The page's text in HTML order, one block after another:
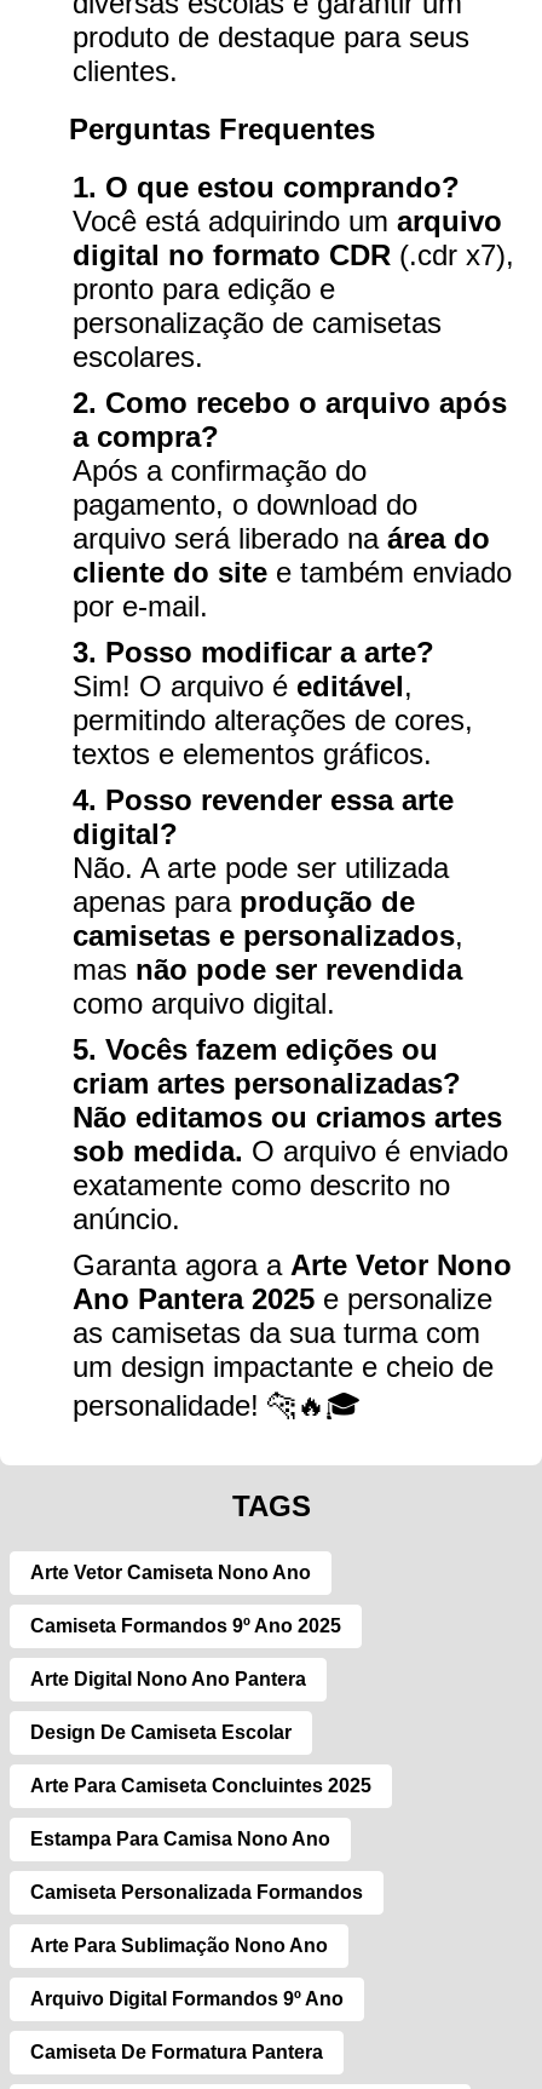
produto de destaque para seus
clientes.
Perguntas Frequentes
1. O que estou comprando?
Você está adquirindo um arquivo
digital no formato CDR (.cdr x7),
pronto para edição e
personalização de camisetas
escolares.
2. Como recebo o arquivo após
a compra?
Após a confirmação do
pagamento, o download do
arquivo será liberado na área do
cliente do site e também enviado
por e-mail.
3. Posso modificar a arte?
Sim! O arquivo é editável,
permitindo alterações de cores,
textos e elementos gráficos.
4. Posso revender essa arte
digital?
Não. A arte pode ser utilizada
apenas para produção de
camisetas e personalizados,
mas não pode ser revendida
como arquivo digital.
5. Vocês fazem edições ou
criam artes personalizadas?
Não editamos ou criamos artes
sob medida. O arquivo é enviado
exatamente como descrito no
anúncio.
Garanta agora a Arte Vetor Nono
Ano Pantera 2025 e personalize
as camisetas da sua turma com
um design impactante e cheio de
personalidade! 🐆🔥🎓
TAGS
Arte Vetor Camiseta Nono Ano
Camiseta Formandos 9º Ano 2025
Arte Digital Nono Ano Pantera
Design De Camiseta Escolar
Arte Para Camiseta Concluintes 2025
Estampa Para Camisa Nono Ano
Camiseta Personalizada Formandos
Arte Para Sublimação Nono Ano
Arquivo Digital Formandos 9º Ano
Camiseta De Formatura Pantera